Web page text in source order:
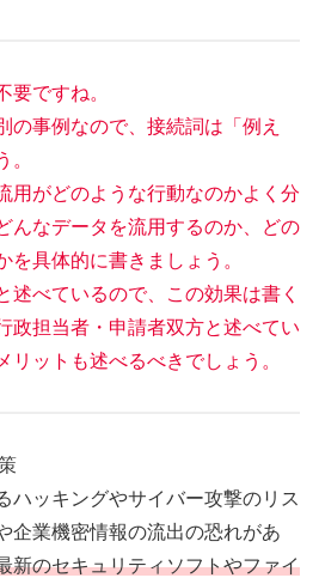
ですね。
事例なので、接続詞は「例え
。
がどのような行動なのかよく分
んなデータを流用するのか、どの
を具体的に書きましょう。
べているので、この効果は書く
政担当者・申請者双方と述べてい
リットも述べるべきでしょう。
ッキングやサイバー攻撃のリス
企業機密情報の流出の恐れがあ
新のセキュリティソフトやファイ